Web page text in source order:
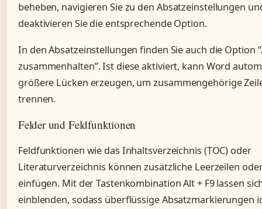
beheben, navigieren Sie zu den Absatzeinstellungen
deaktivieren Sie die entsprechende Option.
In den Absatzeinstellungen finden Sie auch die Option
zusammenhalten”. Ist diese aktiviert, kann Word
größere Lücken erzeugen, um zusammengehörige
trennen.
Felder und Feldfunktionen
Feldfunktionen wie das Inhaltsverzeichnis (TOC) oder
Literaturverzeichnis können zusätzliche Leerzeilen
einfügen. Mit der Tastenkombination Alt + F9 lassen
einblenden, sodass überflüssige Absatzmarkierungen